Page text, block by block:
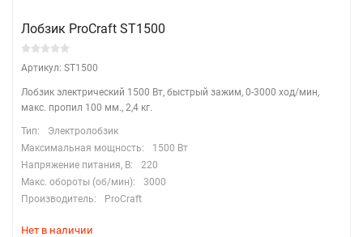
Лобзик ProCraft ST1500
Артикул: ST1500
Лобзик электрический 1500 Вт, быстрый зажим, 0-3000 ход/мин,
макс. пропил 100 мм., 2,4 кг.
Тип:
Электролобзик
Максимальная мощность:
1500 Вт
Напряжение питания, В:
220
Макс. обороты (об/мин):
3000
Производитель:
ProCraft
Нет в наличии